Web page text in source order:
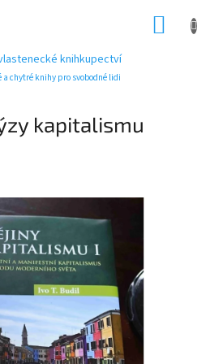
knihkupectví
a chytré knihy pro svobodné lidi
kapitalismu